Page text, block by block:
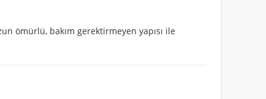
ömürlü, bakım gerektirmeyen yapısı ile